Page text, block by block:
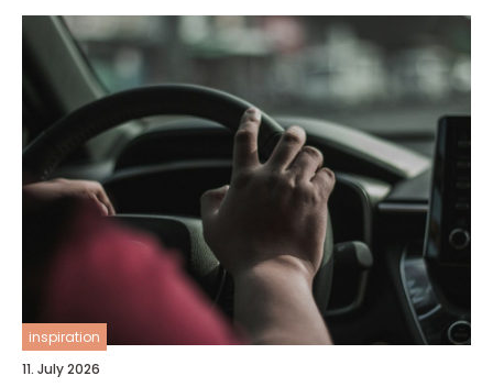
inspiration
11. July 2026